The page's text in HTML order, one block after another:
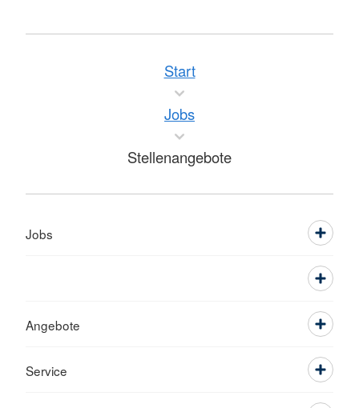
Start
Jobs
Stellenangebote
Jobs
Angebote
Service